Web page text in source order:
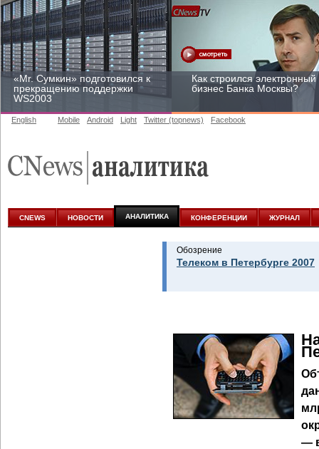
«Mr. Сумкин» подготовился к
прекращению поддержки
WS2003
Как строился электронный
бизнес Банка Москвы?
к аналитике
участвовать
English Mobile Android Light Twitter (topnews) Facebook
CNEWS НОВОСТИ АНАЛИТИКА КОНФЕРЕНЦИИ ЖУРНАЛ
Обозрение
Телеком в Петербурге 2007
—